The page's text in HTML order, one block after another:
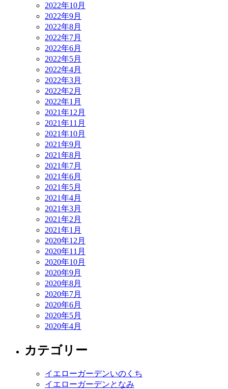
2022年10月
2022年9月
2022年8月
2022年7月
2022年6月
2022年5月
2022年4月
2022年3月
2022年2月
2022年1月
2021年12月
2021年11月
2021年10月
2021年9月
2021年8月
2021年7月
2021年6月
2021年5月
2021年4月
2021年3月
2021年2月
2021年1月
2020年12月
2020年11月
2020年10月
2020年9月
2020年8月
2020年7月
2020年6月
2020年5月
2020年4月
カテゴリー
イエローガーデンいのくち
イエローガーデンとなみ